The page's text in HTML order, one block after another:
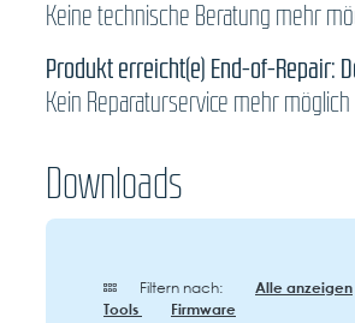
Keine technische Beratung mehr
Produkt erreicht(e) End-of-Repair:
Kein Reparaturservice mehr möglich
Downloads
Filtern nach: Alle anzeigen
Tools
Firmware